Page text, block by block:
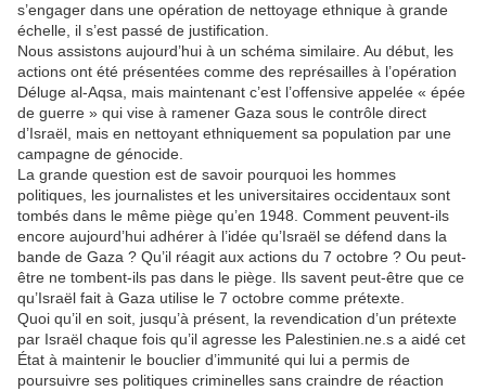
s’engager dans une opération de nettoyage ethnique à grande
échelle, il s’est passé de justification.
Nous assistons aujourd’hui à un schéma similaire. Au début, les
actions ont été présentées comme des représailles à l’opération
Déluge al-Aqsa, mais maintenant c’est l’offensive appelée « épée
de guerre » qui vise à ramener Gaza sous le contrôle direct
d’Israël, mais en nettoyant ethniquement sa population par une
campagne de génocide.
La grande question est de savoir pourquoi les hommes
politiques, les journalistes et les universitaires occidentaux sont
tombés dans le même piège qu’en 1948. Comment peuvent-ils
encore aujourd’hui adhérer à l’idée qu’Israël se défend dans la
bande de Gaza ? Qu’il réagit aux actions du 7 octobre ? Ou peut-
être ne tombent-ils pas dans le piège. Ils savent peut-être que ce
qu’Israël fait à Gaza utilise le 7 octobre comme prétexte.
Quoi qu’il en soit, jusqu’à présent, la revendication d’un prétexte
par Israël chaque fois qu’il agresse les Palestinien.ne.s a aidé cet
État à maintenir le bouclier d’immunité qui lui a permis de
poursuivre ses politiques criminelles sans craindre de réaction